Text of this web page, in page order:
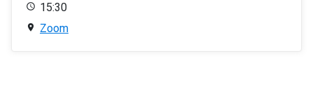
15:30
Zoom